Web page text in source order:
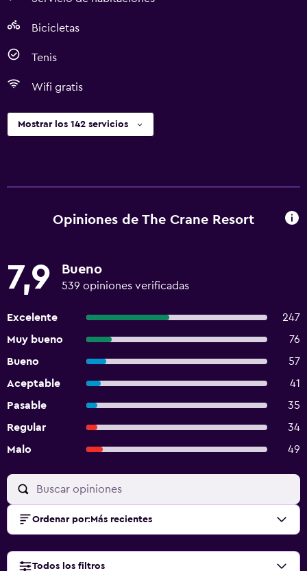
Bicicletas
Tenis
Wifi gratis
Mostrar los 142 servicios
Opiniones de The Crane Resort
7,9 Bueno
539 opiniones verificadas
Excelente
247
Muy bueno
76
Bueno
57
Aceptable
41
Pasable
35
Regular
34
Malo
49
Ordenar por: Más recientes
Todos los filtros